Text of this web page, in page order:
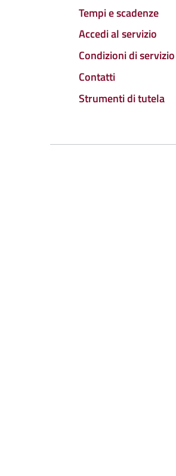
Tempi e scadenze
Accedi al servizio
Condizioni di servizio
Contatti
Strumenti di tutela